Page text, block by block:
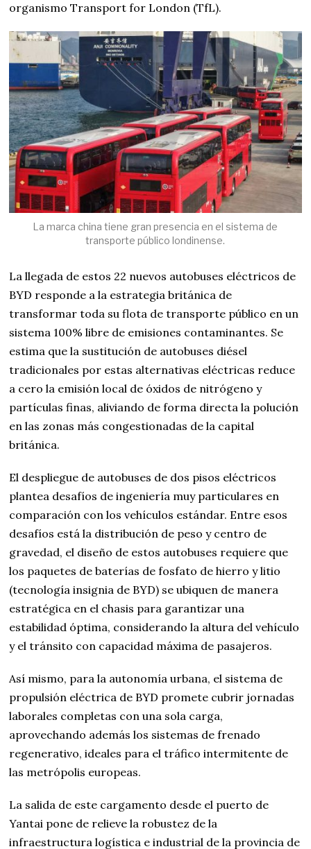
organismo Transport for London (TfL).
La marca china tiene gran presencia en el sistema de
transporte público londinense.
La llegada de estos 22 nuevos autobuses eléctricos de
BYD responde a la estrategia británica de
transformar toda su flota de transporte público en un
sistema 100% libre de emisiones contaminantes. Se
estima que la sustitución de autobuses diésel
tradicionales por estas alternativas eléctricas reduce
a cero la emisión local de óxidos de nitrógeno y
partículas finas, aliviando de forma directa la polución
en las zonas más congestionadas de la capital
británica.
El despliegue de autobuses de dos pisos eléctricos
plantea desafíos de ingeniería muy particulares en
comparación con los vehículos estándar. Entre esos
desafíos está la distribución de peso y centro de
gravedad, el diseño de estos autobuses requiere que
los paquetes de baterías de fosfato de hierro y litio
(tecnología insignia de BYD) se ubiquen de manera
estratégica en el chasis para garantizar una
estabilidad óptima, considerando la altura del vehículo
y el tránsito con capacidad máxima de pasajeros.
Así mismo, para la autonomía urbana, el sistema de
propulsión eléctrica de BYD promete cubrir jornadas
laborales completas con una sola carga,
aprovechando además los sistemas de frenado
regenerativo, ideales para el tráfico intermitente de
las metrópolis europeas.
La salida de este cargamento desde el puerto de
Yantai pone de relieve la robustez de la
infraestructura logística e industrial de la provincia de